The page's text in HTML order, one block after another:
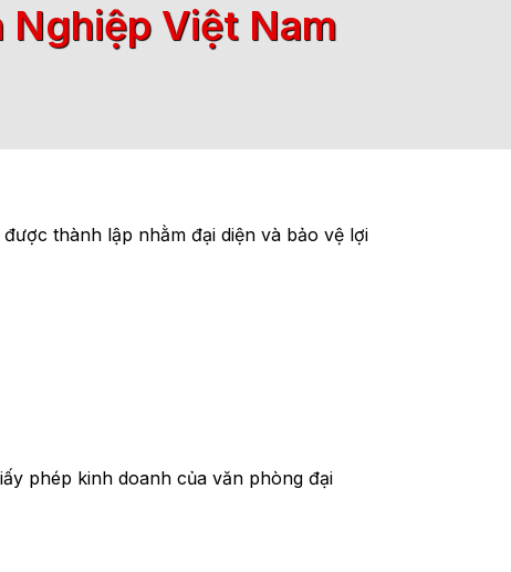
Nghiệp Việt Nam
thành lập nhằm đại diện và bảo vệ lợi
phép kinh doanh của văn phòng đại